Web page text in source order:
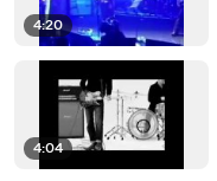
4:20
4:04